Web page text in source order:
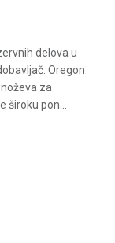
delova u
Oregon
za
široku pon